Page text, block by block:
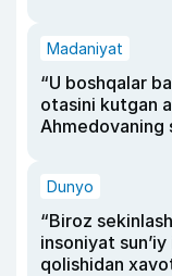
Madaniyat
“U boshqalar
otasini kutgan
Ahmedovaning
Dunyo
“Biroz
insoniyat
qolishidan